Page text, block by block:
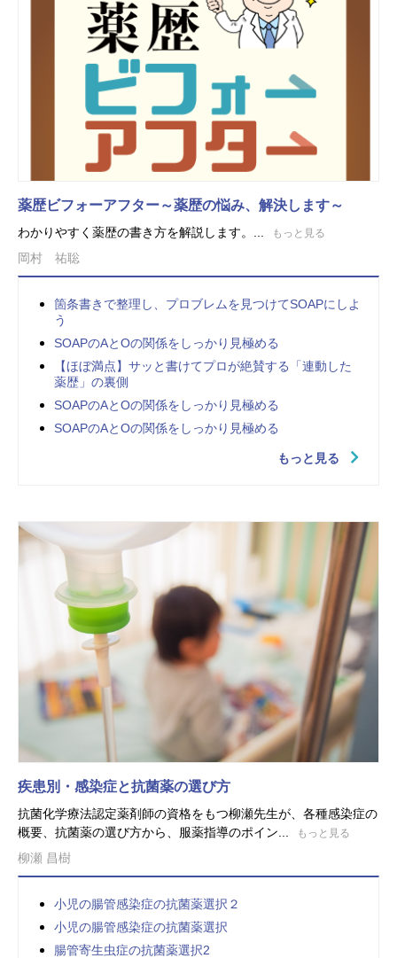
薬歴ビフォーアフター～薬歴の悩み、解決します～
わかりやすく薬歴の書き方を解説します。... もっと見る
岡村 祐聡
箇条書きで整理し、プロブレムを見つけてSOAPにしよ
う
SOAPのAとOの関係をしっかり見極める
【ほぼ満点】サッと書けてプロが絶賛する「連動した
薬歴」の裏側
SOAPのAとOの関係をしっかり見極める
SOAPのAとOの関係をしっかり見極める
もっと見る
疾患別・感染症と抗菌薬の選び方
抗菌化学療法認定薬剤師の資格をもつ柳瀬先生が、各種感染症の
概要、抗菌薬の選び方から、服薬指導のポイン...
もっと見る
柳瀬 昌樹
小児の腸管感染症の抗菌薬選択２
小児の腸管感染症の抗菌薬選択
腸管寄生虫症の抗菌薬選択2